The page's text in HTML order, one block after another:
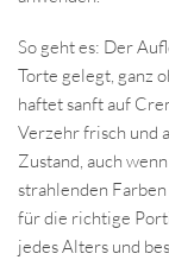
So geht es: Der
Torte gelegt, ganz
haftet sanft auf
Verzehr frisch und
Zustand, auch
strahlenden
für die richtige
jedes Alters und